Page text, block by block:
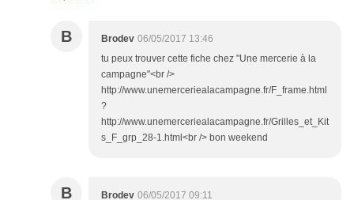
B Brodev 06/05/2017 13:46
tu peux trouver cette fiche chez "Une mercerie à la
campagne"<br />
http://www.unemerceriealacampagne.fr/F_frame.html
?
http://www.unemerceriealacampagne.fr/Grilles_et_Kit
s_F_grp_28-1.html<br /> bon weekend
B Brodev 06/05/2017 09:11